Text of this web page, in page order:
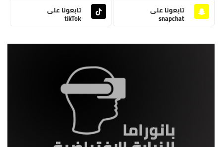
تابعونا على
snapchat
تابعونا على
tikTok